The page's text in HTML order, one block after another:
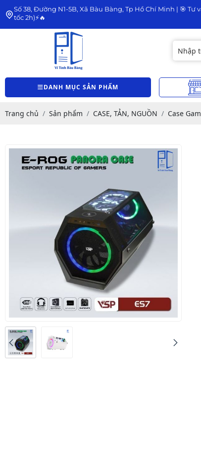
Số 38, Đường N1-5B, Xã Bàu Bàng, Tp Hồ Chí Minh | 🎯
tốc 2h)⚡🔥
DANH MỤC SẢN PHẨM
Trang chủ Sản phẩm CASE, TẢN, NGUỒN Case